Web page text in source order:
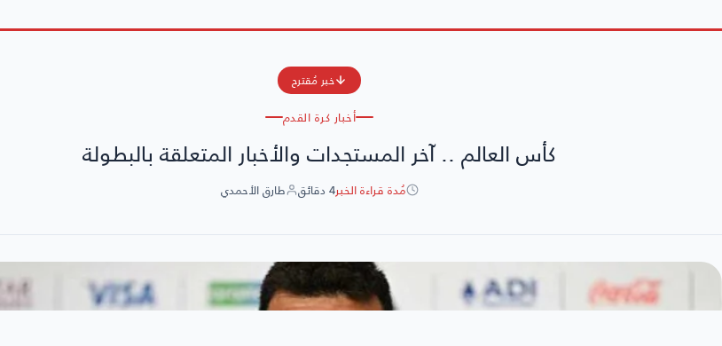
خبر مُقترح
أخبار كرة القدم
كأس العالم .. آخر المستجدات والأخبار المتعلقة بالبطولة
مُدة قراءة الخبر4 دقائق طارق الأحمدي